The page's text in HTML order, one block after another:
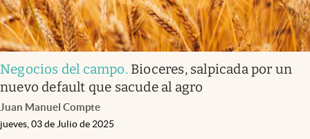
Negocios del campo. Bioceres, salpicada por un
nuevo default que sacude al agro
Juan Manuel Compte
jueves, 03 de Julio de 2025